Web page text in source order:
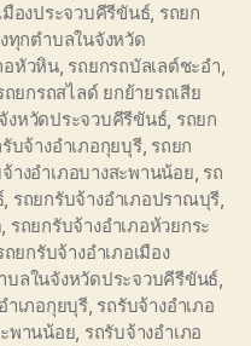
มืองประจวบคีรีขันธ์, รถยก
ทุกตำบลในจังหวัด
อหัวหิน, รถยกรถบัลเลต์ชะอำ,
ถยกรถสไลด์ ยกย้ายรถเสีย
งหวัดประจวบคีรีขันธ์, รถยก
บจ้างอำเภอกุยบุรี, รถยก
างอำเภอบางสะพานน้อย, รถ
, รถยกรับจ้างอำเภอปราณบุรี,
, รถยกรับจ้างอำเภอห้วยกระ
ถยกรับจ้างอำเภอเมือง
บลในจังหวัดประจวบคีรีขันธ์,
ำเภอกุยบุรี, รถรับจ้างอำเภอ
พานน้อย, รถรับจ้างอำเภอ